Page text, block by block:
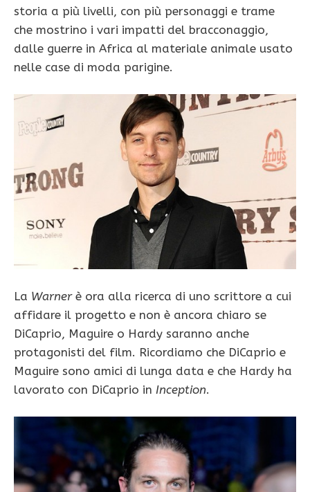
storia a più livelli, con più personaggi e trame
che mostrino i vari impatti del bracconaggio,
dalle guerre in Africa al materiale animale usato
nelle case di moda parigine.
La Warnerè ora alla ricerca di uno scrittore a cui
affidare il progetto e non è ancora chiaro se
DiCaprio, Maguire o Hardy saranno anche
protagonisti del film. Ricordiamo che DiCaprio e
Maguire sono amici di lunga data e che Hardy ha
lavorato con DiCaprio in Inception.